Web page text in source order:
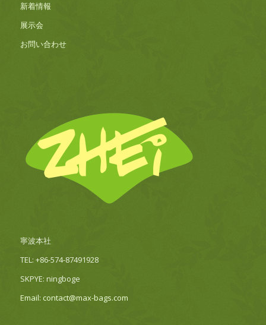
新着情報
展示会
お問い合わせ
寧波本社
TEL: +86-574-87491928
SKPYE: ningboge
Email: contact@max-bags.com